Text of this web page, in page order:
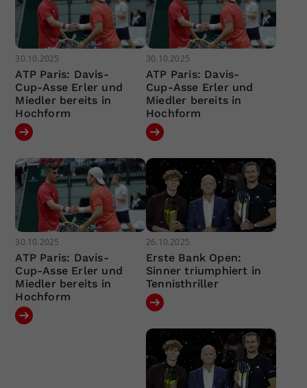
30.10.2025
ATP Paris: Davis-
Cup-Asse Erler und
Miedler bereits in
Hochform
30.10.2025
ATP Paris: Davis-
Cup-Asse Erler und
Miedler bereits in
Hochform
30.10.2025
ATP Paris: Davis-
Cup-Asse Erler und
Miedler bereits in
Hochform
26.10.2025
Erste Bank Open:
Sinner triumphiert in
Tennisthriller